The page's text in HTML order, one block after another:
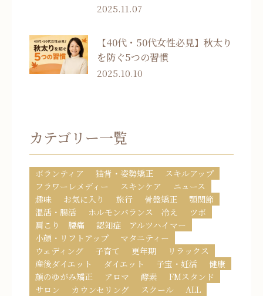
2025.11.07
【40代・50代女性必見】秋太り
を防ぐ5つの習慣
2025.10.10
カテゴリー一覧
ボランティア 猫背・姿勢矯正
スキルアップ
フラワーレメディー
スキンケア
ニュース
趣味
お気に入り 旅行 骨盤矯正
顎関節
温活・腸活
ホルモンバランス 冷え
ツボ
肩こり 腰痛
認知症 アルツハイマー
小顔・リフトアップ
マタニティー
ウェディング
子育て 更年期
リラックス
産後ダイエット
ダイエット 子宝・妊活
健康
顔のゆがみ矯正
アロマ 酵素
FMスタンド
サロン
カウンセリング スクール ALL